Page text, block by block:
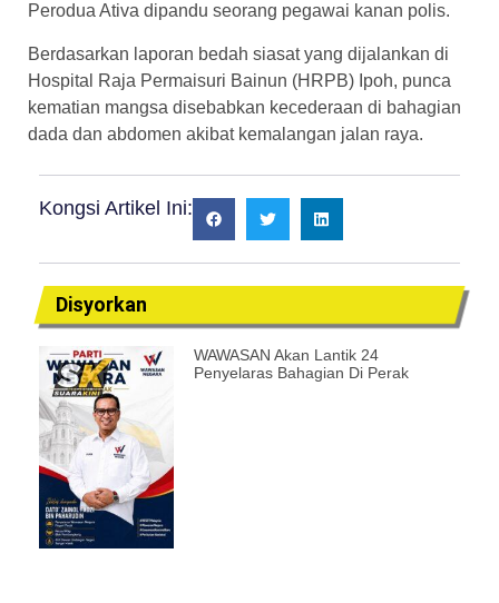
Perodua Ativa dipandu seorang pegawai kanan polis.
Berdasarkan laporan bedah siasat yang dijalankan di
Hospital Raja Permaisuri Bainun (HRPB) Ipoh, punca
kematian mangsa disebabkan kecederaan di bahagian
dada dan abdomen akibat kemalangan jalan raya.
Kongsi Artikel Ini:
Disyorkan
WAWASAN Akan Lantik 24
Penyelaras Bahagian Di Perak